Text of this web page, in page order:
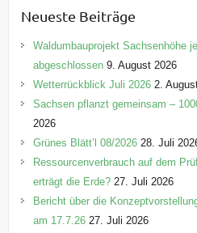
g
o
i
e
Neueste Beiträge
Waldumbauprojekt Sachsenhöhe
abgeschlossen 9. August 2026
Wetterrückblick Juli 2026 2.
Sachsen pflanzt gemeinsam –
2026
Grünes Blätt’l 08/2026 28. Juli
Ressourcenverbrauch auf dem
erträgt die Erde? 27. Juli 2026
Bericht über die
am 17.7.26 27. Juli 2026